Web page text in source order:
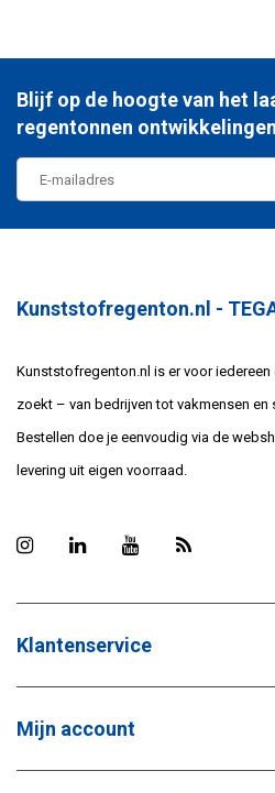
Blijf op de hoogte van het
regentonnen
Kunststofregenton.nl -
Kunststofregenton.nl is er voor
zoekt – van bedrijven tot vakmensen en
Bestellen doe je eenvoudig via de
levering uit eigen voorraad.
Klantenservice
Mijn account